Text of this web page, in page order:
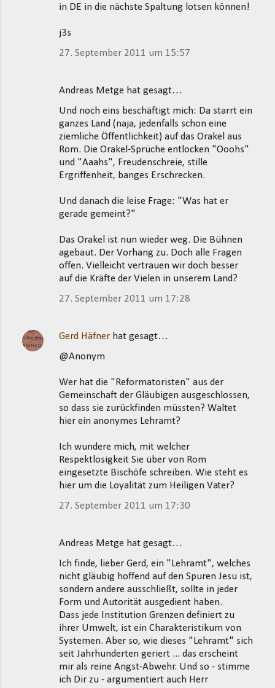
in DE in die nächste Spaltung lotsen können!
j3s
27. September 2011 um 15:57
Andreas Metge hat gesagt…
Und noch eins beschäftigt mich: Da starrt ein
ganzes Land (naja, jedenfalls schon eine
ziemliche Öffentlichkeit) auf das Orakel aus
Rom. Die Orakel-Sprüche entlocken "Ooohs"
und "Aaahs", Freudenschreie, stille
Ergriffenheit, banges Erschrecken.
Und danach die leise Frage: "Was hat er
gerade gemeint?"
Das Orakel ist nun wieder weg. Die Bühnen
agebaut. Der Vorhang zu. Doch alle Fragen
offen. Vielleicht vertrauen wir doch besser
auf die Kräfte der Vielen in unserem Land?
27. September 2011 um 17:28
Gerd Häfner hat gesagt…
@Anonym
Wer hat die "Reformatoristen" aus der
Gemeinschaft der Gläubigen ausgeschlossen,
so dass sie zurückfinden müssten? Waltet
hier ein anonymes Lehramt?
Ich wundere mich, mit welcher
Respektlosigkeit Sie über von Rom
eingesetzte Bischöfe schreiben. Wie steht es
hier um die Loyalität zum Heiligen Vater?
27. September 2011 um 17:30
Andreas Metge hat gesagt…
Ich finde, lieber Gerd, ein "Lehramt", welches
nicht gläubig hoffend auf den Spuren Jesu ist,
sondern andere ausschließt, sollte in jeder
Form und Autorität ausgedient haben.
Dass jede Institution Grenzen definiert zu
ihrer Umwelt, ist ein Charakteristikum von
Systemen. Aber so, wie dieses "Lehramt" sich
seit Jahrhunderten geriert ... das erscheint
mir als reine Angst-Abwehr. Und so - stimme
ich Dir zu - argumentiert auch Herr